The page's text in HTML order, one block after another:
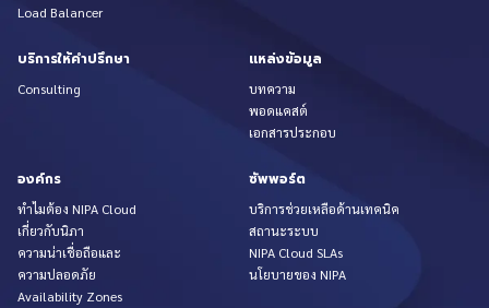
Load Balancer
บริการให้คำปรึกษา
Consulting
แหล่งข้อมูล
บทความ
พอดแคสต์
เอกสารประกอบ
องค์กร
ทำไมต้อง NIPA Cloud
เกี่ยวกับนิภา
ความน่าเชื่อถือและ
ความปลอดภัย
Availability Zones
ซัพพอร์ต
บริการช่วยเหลือด้านเทคนิค
สถานะระบบ
NIPA Cloud SLAs
นโยบายของ NIPA